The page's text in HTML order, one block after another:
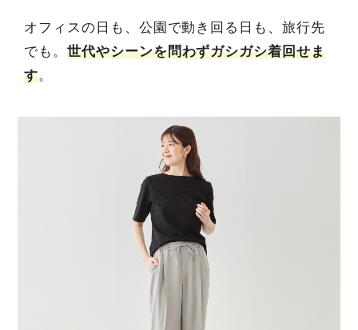
オフィスの日も、公園で動き回る日も、旅行先
でも。 世代やシーンを問わずガシガシ着回せま
す。